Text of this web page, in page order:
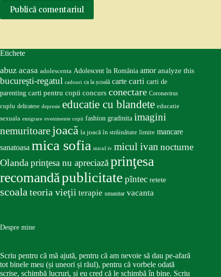
Publică comentariul
Etichete
abuz acasa adolescenta Adolescent în România amor analyze this
bucureşti-regatul cadouri ca la școală carte carti carti de
parenting carti pentru copii concurs conectare Coronavirus
cuplu delicatese depresie educatie cu blandete educatie
sexuala emigrare evenimente copii fashion gradinita imagini
nemuritoare joacă la joacă în străinătate limite mancare
sanatoasa mica sofia micul iv micul ivan nocturne
Olandaprinţesa nu apreciazăprinţesa
recomandăpublicitate pîntec retete
scoalateoria vieţii terapie umanitar vacanta
Despre mine
Scriu pentru că mă ajută, pentru că am nevoie să dau pe-afară
tot binele meu (și uneori și răul), pentru că vorbele odată
scrise, schimbă lucruri, și eu cred că le schimbă în bine. Scriu